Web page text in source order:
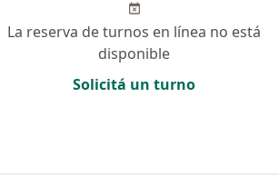
La reserva de turnos en línea no está
disponible
Solicitá un turno